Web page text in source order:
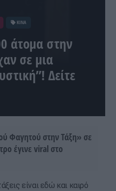
ΚΙΝΑ
άτομα στην
σε μια
Δείτε
Φαγητού στην Τάξη» σε
έγινε viral στο
είναι εδώ και καιρό